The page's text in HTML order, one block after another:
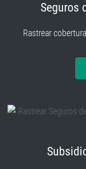
Seguros
Rastrear